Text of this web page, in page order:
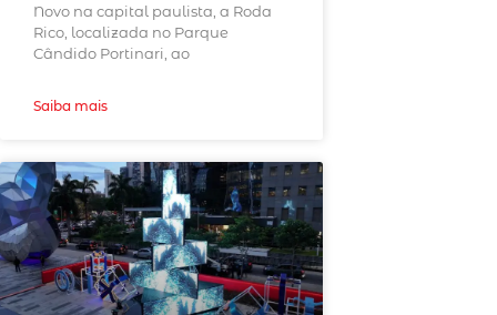
Novo na capital paulista, a Roda
Rico, localizada no Parque
Cândido Portinari, ao
Saiba mais